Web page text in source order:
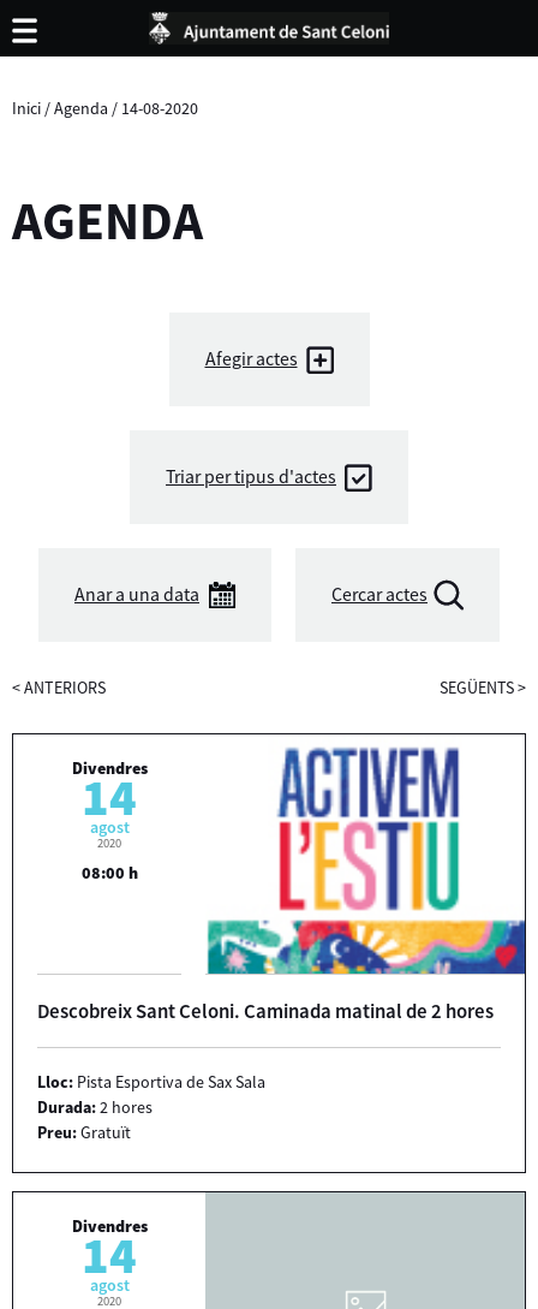
Inici /Agenda / 14-08-2020
AGENDA
Afegir actes
Triar per tipus d'actes
Anar a una data Cercar actes
<ANTERIORS SEGÜENTS>
Divendres
14
agost
2020
08:00 h
Descobreix Sant Celoni. Caminada matinal de 2 hores
Lloc: Pista Esportiva de Sax Sala
Durada:2 hores
Preu:Gratuït
Divendres
14
agost
2020